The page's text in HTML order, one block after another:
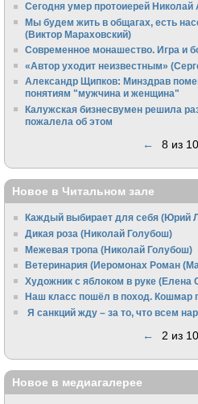
Сегодня умер протоиерей Николай
Мы будем жить в общагах, есть
(Виктор Мараховский)
Cовременное монашество. Игра и
«Автор уходит неизвестным»
Александр Щипков: Минздрав
понятиям "мужчина и женщина"
Калужская бизнесвумен решила
пожалела об этом
← 8 из 10
Новое в Читальном зале
Каждый выбирает для себя (Юрий
Дикая роза (Николай Голубош)
Межевая тропа (Николай Голубош)
Ветеринария (Иеромонах Роман
Художник с яблоком в руке (Елена
Наш класс пошёл в поход. Кошмар
Я санкций жду – за то, что всем
← 2 из 10
Новое в медиагалерее